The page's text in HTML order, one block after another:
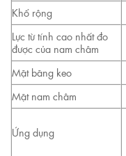
Khổ rộng
Lực từ tính cao nhất đo
được của nam châm
Mặt băng keo
Mặt nam châm
Ứng dụng